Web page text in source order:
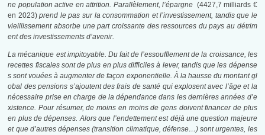
ne population active en attrition. Parallèlement, l’épargne (4427,7 milliards €
en 2023)prend le pas sur la consommation et l’investissement, tandis que le
vieillissement absorbe une part croissante des ressources du pays au détrim
ent des investissements d’avenir.
La mécanique est impitoyable. Du fait de l’essoufflement de la croissance, les
recettes fiscales sont de plus en plus difficiles à lever, tandis que les dépense
s sont vouées à augmenter de façon exponentielle. À la hausse du montant gl
obal des pensions s’ajoutent des frais de santé qui explosent avec l’âge et la
nécessaire prise en charge de la dépendance dans les dernières années d’e
xistence. Pour résumer, de moins en moins de gens doivent financer de plus
en plus de dépenses. Alors que l’endettement est déjà une question majeure
et que d’autres dépenses (transition climatique, défense…) sont urgentes, les